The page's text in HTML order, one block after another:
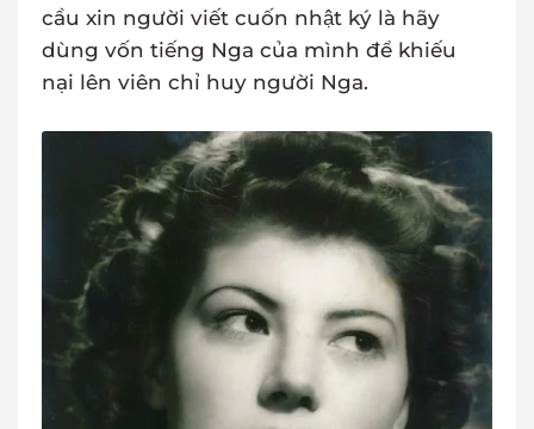
cầu xin người viết cuốn nhật ký là hãy
dùng vốn tiếng Nga của mình để khiếu
nại lên viên chỉ huy người Nga.